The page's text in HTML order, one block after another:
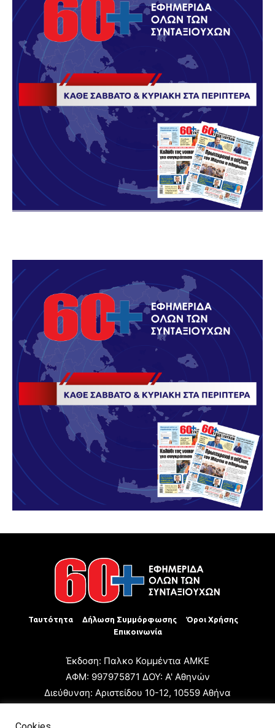
Ταυτότητα Δήλωση Συμμόρφωσης
Όροι Χρήσης
Επικοινωνία
Έκδοση: Παλκο Κομμέντια ΑΜΚΕ
ΑΦΜ: 997975871 ΔΟΥ: Α' Αθηνών
Διεύθυνση: Αριστείδου 10-12, 10559 Αθήνα